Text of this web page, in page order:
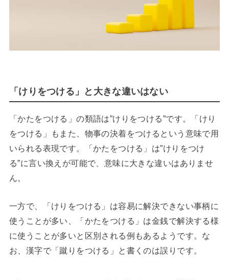
「けりをつける」と大きな違いはない
「かたをつける」の類語は”けりをつける”です。「けり
をつける」もまた、物事の決着をつけるという意味で用
いられる表現です。「かたをつける」は”けりをつけ
る”に言い換えが可能で、意味に大きな違いはありませ
ん。
一方で、「けりをつける」は容易に解決できない事柄に
使うことが多い、「かたをつける」は金銭で解決する様
に使うことが多いと区別される例もあるようです。な
お、漢字で「蹴りをつける」と書くのは誤りです。